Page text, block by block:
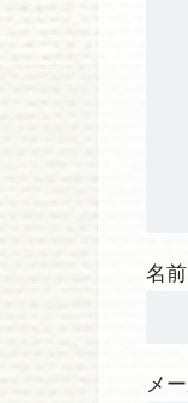
名前
メ